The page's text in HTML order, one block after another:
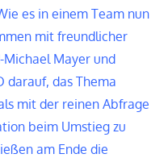
es in einem Team nun
mit freundlicher
Michael Mayer und
darauf, das Thema
mit der reinen Abfrage
beim Umstieg zu
am Ende die